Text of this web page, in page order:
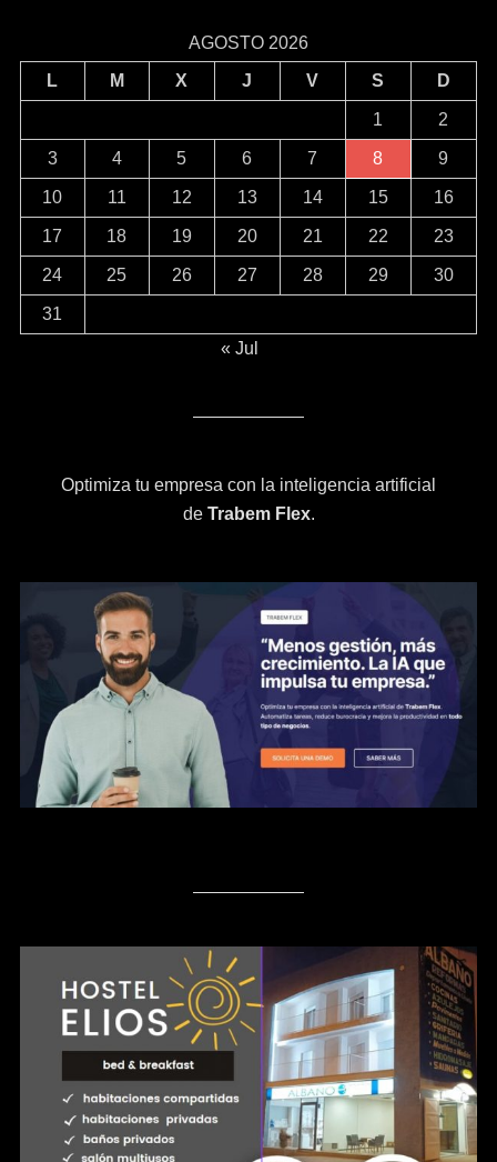
AGOSTO 2026
L
M X J V S D
1 2
3 4 5 6 7 8 9
10 11 12 13 14 15 16
17 18 19 20 21 22 23
24 25 26 27 28 29 30
31
« Jul
Optimiza tu empresa con la inteligencia artificial
de Trabem Flex.